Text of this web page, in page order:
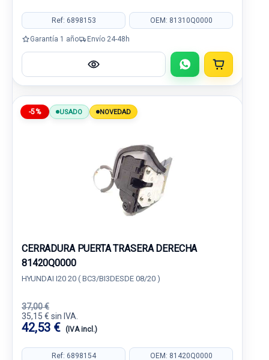
Ref: 6898153 OEM: 81310Q0000
Garantía 1 año Envío 24-48h
-5% USADO NOVEDAD
CERRADURA PUERTA TRASERA DERECHA
81420Q0000
HYUNDAI I20 20 ( BC3/BI3DESDE 08/20 )
37,00 €
35,15 € sin IVA.
42,53 € (IVA incl.)
Ref: 6898154 OEM: 81420Q0000